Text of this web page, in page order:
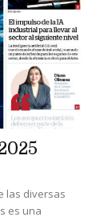
las diversas
es una